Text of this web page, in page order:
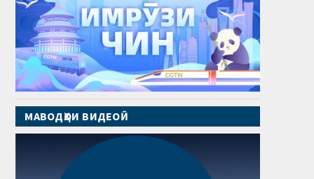
МАВОДҲОИ ВИДЕОӢ